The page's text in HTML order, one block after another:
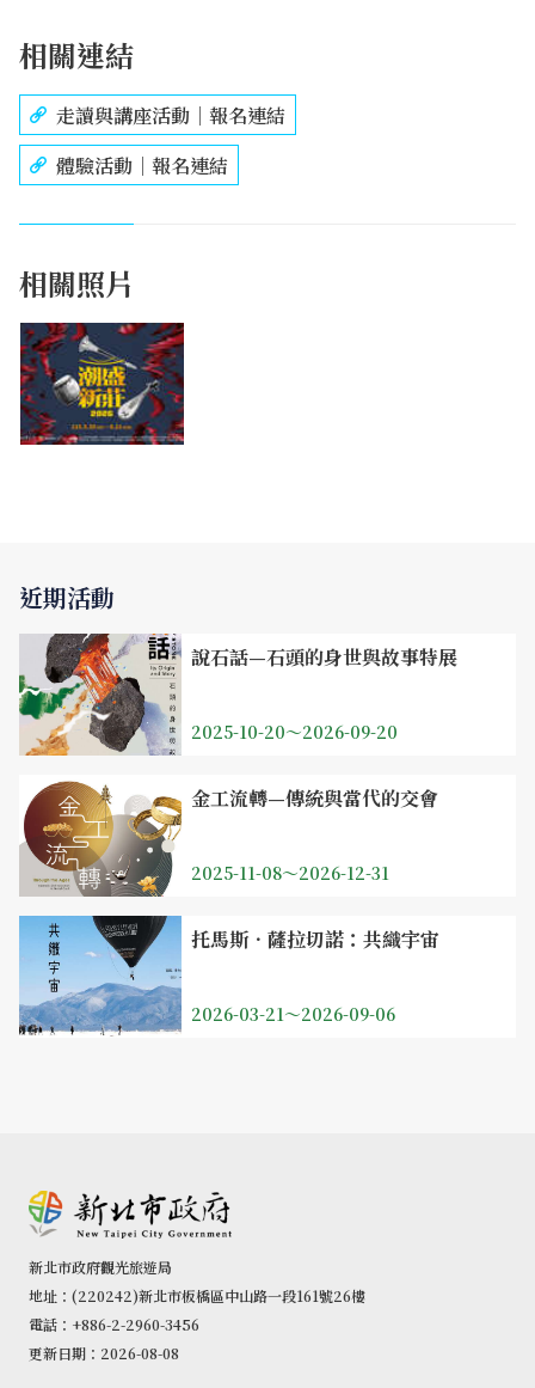
相關連結
走讀與講座活動｜報名連結
體驗活動｜報名連結
相關照片
近期活動
說石話—石頭的身世與故事特展
2025-10-20～2026-09-20
金工流轉—傳統與當代的交會
2025-11-08～2026-12-31
托馬斯．薩拉切諾：共織宇宙
2026-03-21～2026-09-06
新北市政府觀光旅遊局
地址：(220242)新北市板橋區中山路一段161號26樓
電話：+886-2-2960-3456
更新日期：2026-08-08